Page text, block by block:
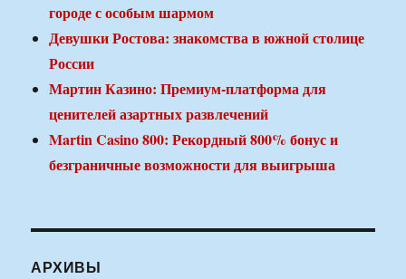
городе с особым шармом
Девушки Ростова: знакомства в южной столице
России
Мартин Казино: Премиум-платформа для
ценителей азартных развлечений
Martin Casino 800: Рекордный 800% бонус и
безграничные возможности для выигрыша
АРХИВЫ